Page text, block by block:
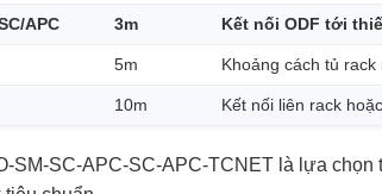
APC 3m Kết nối ODF tới
5m Khoảng cách tủ rack
10m Kết nối liên rack
SM-SC-APC-SC-APC-TCNET là lựa chọn